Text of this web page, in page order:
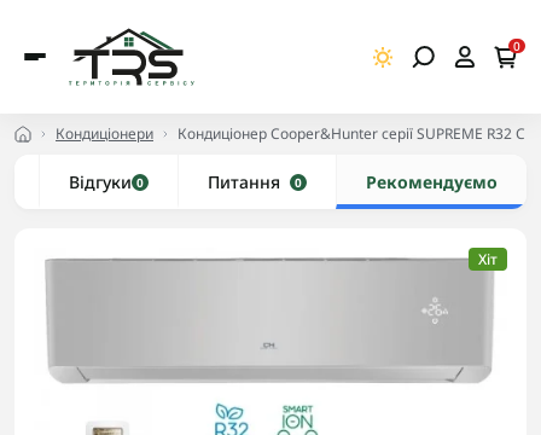
0
Кондиціонери Кондиціонер Cooper&Hunter серії SUPREME R32
Відгуки 0 Питання 0 Рекомендуємо
Хіт